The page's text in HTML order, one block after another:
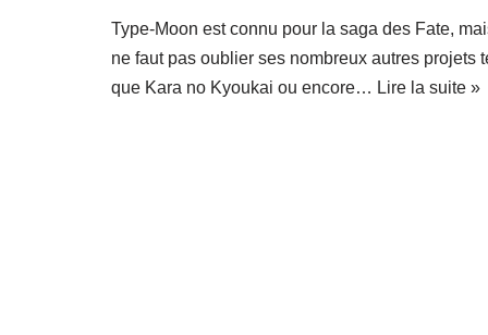
Type-Moon est connu pour la saga des Fate,
ne faut pas oublier ses nombreux autres projets
que Kara no Kyoukai ou encore… Lire la suite »